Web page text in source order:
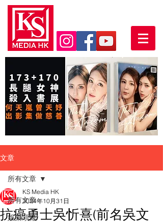
文章
所有文章
娛樂頭條
所有文章
抗癌勇士吳忻熹(前名吳文
KS Media HK
2024年10月31日